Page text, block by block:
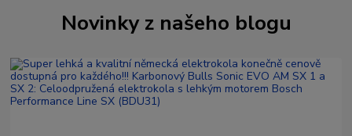
Novinky z našeho blogu